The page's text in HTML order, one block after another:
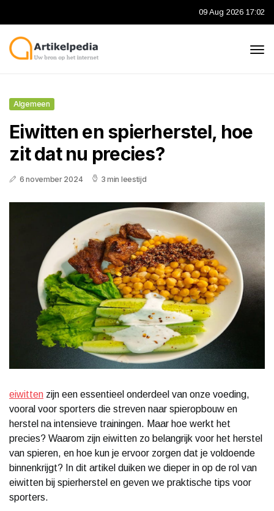
09 Aug 2026 17:02
Algemeen
Eiwitten en spierherstel, hoe
zit dat nu precies?
6 november 2024 3 min leestijd
eiwitten zijn een essentieel onderdeel van onze voeding,
vooral voor sporters die streven naar spieropbouw en
herstel na intensieve trainingen. Maar hoe werkt het
precies? Waarom zijn eiwitten zo belangrijk voor het herstel
van spieren, en hoe kun je ervoor zorgen dat je voldoende
binnenkrijgt? In dit artikel duiken we dieper in op de rol van
eiwitten bij spierherstel en geven we praktische tips voor
sporters.